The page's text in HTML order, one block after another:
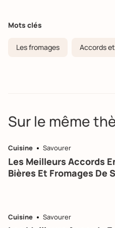
Mots clés
Les fromages Accords
Sur le même
Cuisine Savourer
Les Meilleurs Accords
Bières Et Fromages De
Cuisine Savourer